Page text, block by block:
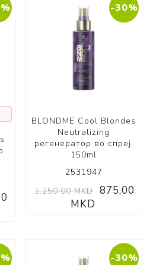
-30%
BLONDME Cool Blondes
Neutralizing
регенератор во спреј,
150ml
2531947
1.250,00 MKD 875,00
MKD
-30%